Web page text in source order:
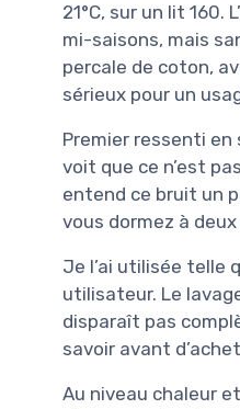
21°C, sur un lit 160.
mi-saisons, mais
percale de coton,
sérieux pour un
Premier ressenti
voit que ce n’est
entend ce bruit un
vous dormez à
Je l’ai utilisée telle
utilisateur. Le
disparaît pas
savoir avant
Au niveau chaleur